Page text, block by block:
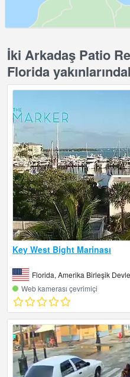
İki Arkadaş Patio
Florida
Key West Bight Marinası
Florida, Amerika Birleşik
Web kamerası çevrimiçi